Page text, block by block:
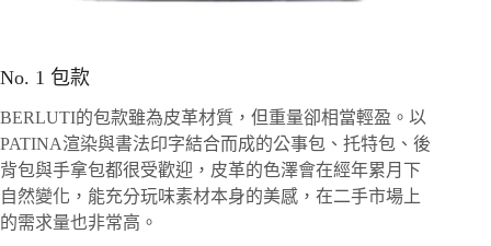
No. 1 包款
BERLUTI的包款雖為皮革材質，但重量卻相當輕盈。以
PATINA渲染與書法印字結合而成的公事包、托特包、後
背包與手拿包都很受歡迎，皮革的色澤會在經年累月下
自然變化，能充分玩味素材本身的美感，在二手市場上
的需求量也非常高。